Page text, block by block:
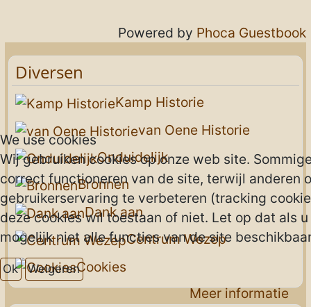
Powered by Phoca Guestbook
Diversen
Kamp Historie
van Oene Historie
Onduidelijk
Bronnen
Dank aan
Centrum Wezep
Cookies
We use cookies
Wij gebruiken cookies op onze web site.
correct functioneren van de site, terwijl anderen
gebruikerservaring te verbeteren (tracking
deze cookies wil toestaan of niet. Let op dat als
mogelijk niet alle functies van de site
Ok Weigeren
Meer informatie